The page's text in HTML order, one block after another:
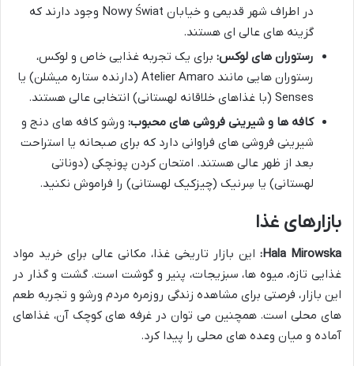
در اطراف شهر قدیمی و خیابان Nowy Świat وجود دارند که
گزینه های عالی ای هستند.
رستوران های لوکس: برای یک تجربه غذایی خاص و لوکس،
رستوران هایی مانند Atelier Amaro (دارنده ستاره میشلن) یا
Senses (با غذاهای خلاقانه لهستانی) انتخابی عالی هستند.
کافه ها و شیرینی فروشی های محبوب: ورشو کافه های دنج و
شیرینی فروشی های فراوانی دارد که برای صبحانه یا استراحت
بعد از ظهر عالی هستند. امتحان کردن پونچکی (دوناتی
لهستانی) یا سِرنیک (چیزکیک لهستانی) را فراموش نکنید.
بازارهای غذا
Hala Mirowska: این بازار تاریخی غذا، مکانی عالی برای خرید مواد
غذایی تازه، میوه ها، سبزیجات، پنیر و گوشت است. گشت و گذار در
این بازار، فرصتی برای مشاهده زندگی روزمره مردم ورشو و تجربه طعم
های محلی است. همچنین می توان در غرفه های کوچک آن، غذاهای
آماده و میان وعده های محلی را پیدا کرد.